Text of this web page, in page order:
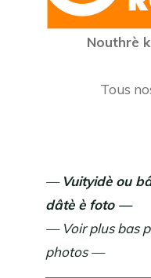
Nouthrè
Tous
— Vuityidè ou
dâtè è foto —
— Voir plus bas
photos —